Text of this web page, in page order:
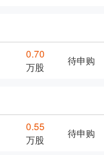
0.70
万股
待申购
0.55
万股
待申购